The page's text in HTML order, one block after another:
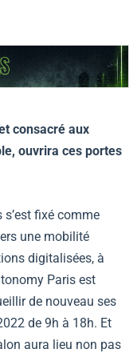
consacré aux
ouvrira ces portes
fixé comme
une mobilité
digitalisées, à
Paris est
de nouveau ses
de 9h à 18h. Et
aura lieu non pas